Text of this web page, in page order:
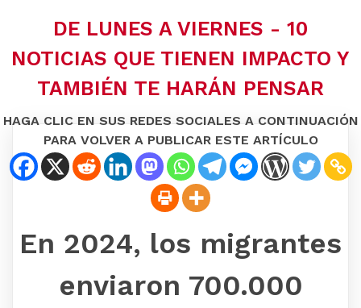
DE LUNES A VIERNES - 10
NOTICIAS QUE TIENEN IMPACTO Y
TAMBIÉN TE HARÁN PENSAR
HAGA CLIC EN SUS REDES SOCIALES A CONTINUACIÓN
PARA VOLVER A PUBLICAR ESTE ARTÍCULO
En 2024, los migrantes
enviaron 700.000